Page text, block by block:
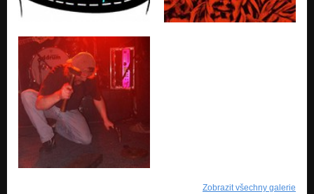
Zobrazit všechny galerie